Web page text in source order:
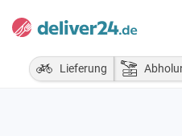
Lieferung